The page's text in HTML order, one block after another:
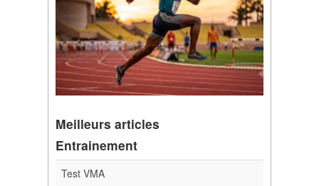
Meilleurs articles
Entrainement
Test VMA